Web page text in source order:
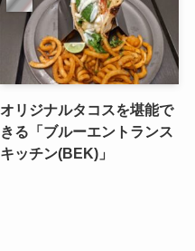
オリジナルタコスを堪能で
きる「ブルーエントランス
キッチン(BEK)」